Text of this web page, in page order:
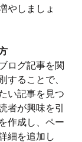
やしましょ
ログ記事を関
することで、
い記事を見つ
者が興味を引
作成し、ペー
細を追加し